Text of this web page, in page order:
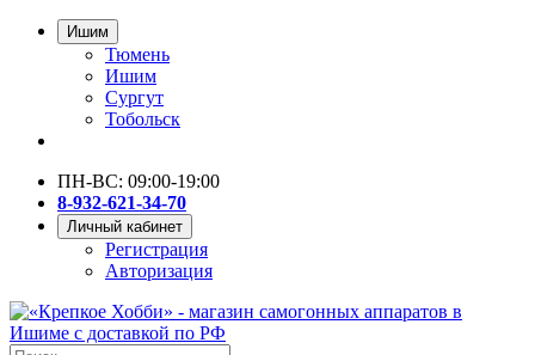
Ишим
Тюмень
Ишим
Сургут
Тобольск
ПН-ВС: 09:00-19:00
8-932-621-34-70
Личный кабинет
Регистрация
Авторизация